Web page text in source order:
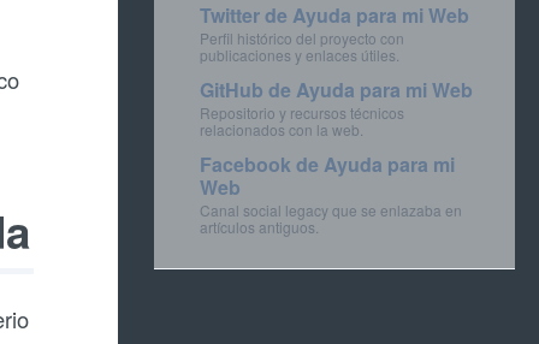
Twitter de Ayuda para mi Web
Perfil histórico del proyecto con
publicaciones y enlaces útiles.
GitHub de Ayuda para mi Web
Repositorio y recursos técnicos
relacionados con la web.
Facebook de Ayuda para mi
Web
Canal social legacy que se enlazaba en
artículos antiguos.